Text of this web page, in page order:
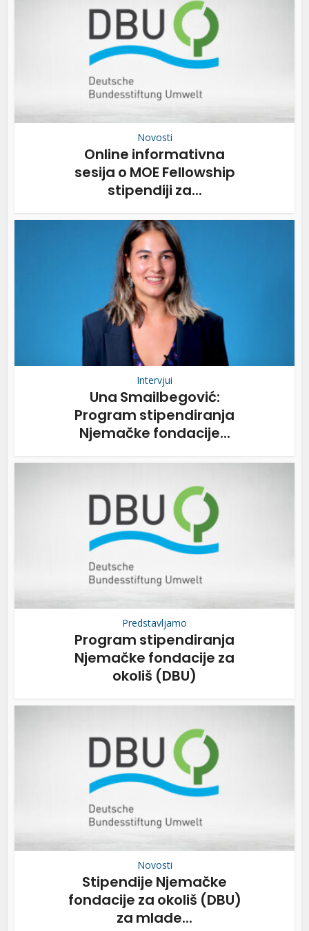
Novosti
Online informativna
sesija o MOE Fellowship
stipendiji za...
Intervjui
Una Smailbegović:
Program stipendiranja
Njemačke fondacije...
Predstavljamo
Program stipendiranja
Njemačke fondacije za
okoliš (DBU)
Novosti
Stipendije Njemačke
fondacije za okoliš (DBU)
za mlade...